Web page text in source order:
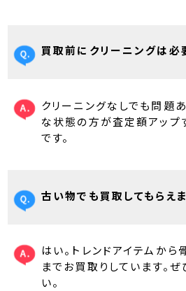
買取前にクリーニングは必
クリーニングなしでも問題
な状態の方が査定額アップ
です。
古い物でも買取してもらえ
はい。トレンドアイテムから
までお買取りしています。
い。